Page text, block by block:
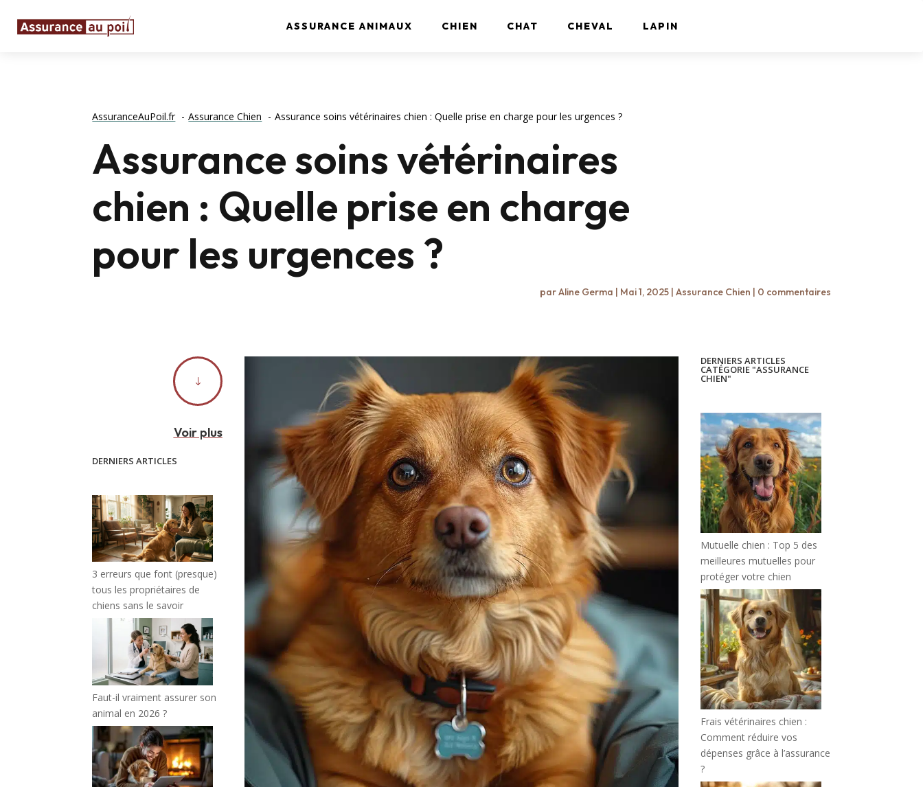
ASSURANCE ANIMAUX CHIEN CHAT CHEVAL LAPIN
AssuranceAuPoil.fr Assurance Chien Assurance soins vétérinaires chien : Quelle prise en charge pour les urgences ?
Assurance soins vétérinaires
chien : Quelle prise en charge
pour les urgences ?
parAline Germa | Mai 1, 2025| Assurance Chien | 0 commentaires
"
Voir plus
DERNIERS ARTICLES
3 erreurs que font (presque)
tous les propriétaires de
chiens sans le savoir
Faut-il vraiment assurer son
animal en 2026 ?
DERNIERS ARTICLES
CATÉGORIE "ASSURANCE
CHIEN"
Mutuelle chien : Top 5 des
meilleures mutuelles pour
protéger votre chien
Frais vétérinaires chien :
Comment réduire vos
dépenses grâce à l’assurance
?